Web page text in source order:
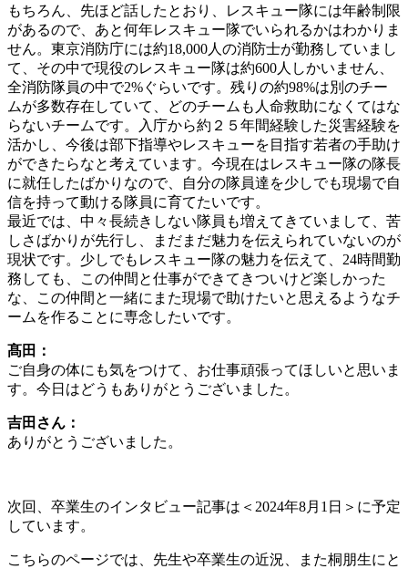
もちろん、先ほど話したとおり、レスキュー隊には年齢制限
があるので、あと何年レスキュー隊でいられるかはわかりま
せん。東京消防庁には約18,000人の消防士が勤務していまし
て、その中で現役のレスキュー隊は約600人しかいません、
全消防隊員の中で2%ぐらいです。残りの約98%は別のチー
ムが多数存在していて、どのチームも人命救助になくてはな
らないチームです。入庁から約２５年間経験した災害経験を
活かし、今後は部下指導やレスキューを目指す若者の手助け
ができたらなと考えています。今現在はレスキュー隊の隊長
に就任したばかりなので、自分の隊員達を少しでも現場で自
信を持って動ける隊員に育てたいです。
最近では、中々長続きしない隊員も増えてきていまして、苦
しさばかりが先行し、まだまだ魅力を伝えられていないのが
現状です。少しでもレスキュー隊の魅力を伝えて、24時間勤
務しても、この仲間と仕事ができてきついけど楽しかった
な、この仲間と一緒にまた現場で助けたいと思えるようなチ
ームを作ることに専念したいです。
髙田：
ご自身の体にも気をつけて、お仕事頑張ってほしいと思いま
す。今日はどうもありがとうございました。
吉田さん：
ありがとうございました。
次回、卒業生のインタビュー記事は＜2024年8月1日＞に予定
しています。
こちらのページでは、先生や卒業生の近況、また桐朋生にと